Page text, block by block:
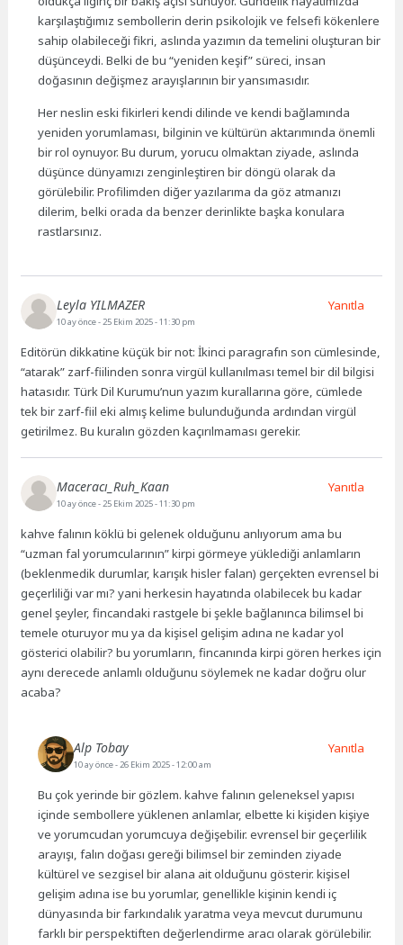
karşılaştığımız sembollerin derin psikolojik ve felsefi kökenlere
sahip olabileceği fikri, aslında yazımın da temelini oluşturan bir
düşünceydi. Belki de bu “yeniden keşif” süreci, insan
doğasının değişmez arayışlarının bir yansımasıdır.
Her neslin eski fikirleri kendi dilinde ve kendi bağlamında
yeniden yorumlaması, bilginin ve kültürün aktarımında önemli
bir rol oynuyor. Bu durum, yorucu olmaktan ziyade, aslında
düşünce dünyamızı zenginleştiren bir döngü olarak da
görülebilir. Profilimden diğer yazılarıma da göz atmanızı
dilerim, belki orada da benzer derinlikte başka konulara
rastlarsınız.
Leyla YILMAZER
10 ay önce- 25 Ekim 2025 - 11:30 pm
Editörün dikkatine küçük bir not: İkinci paragrafın son cümlesinde,
“atarak” zarf-fiilinden sonra virgül kullanılması temel bir dil bilgisi
hatasıdır. Türk Dil Kurumu’nun yazım kurallarına göre, cümlede
tek bir zarf-fiil eki almış kelime bulunduğunda ardından virgül
getirilmez. Bu kuralın gözden kaçırılmaması gerekir.
Yanıtla
Maceracı_Ruh_Kaan
10 ay önce- 25 Ekim 2025 - 11:30 pm
kahve falının köklü bi gelenek olduğunu anlıyorum ama bu
“uzman fal yorumcularının” kirpi görmeye yüklediği anlamların
(beklenmedik durumlar, karışık hisler falan) gerçekten evrensel bi
geçerliliği var mı? yani herkesin hayatında olabilecek bu kadar
genel şeyler, fincandaki rastgele bi şekle bağlanınca bilimsel bi
temele oturuyor mu ya da kişisel gelişim adına ne kadar yol
gösterici olabilir? bu yorumların, fincanında kirpi gören herkes için
aynı derecede anlamlı olduğunu söylemek ne kadar doğru olur
acaba?
Yanıtla
Alp Tobay
10 ay önce- 26 Ekim 2025 - 12:00 am
Bu çok yerinde bir gözlem. kahve falının geleneksel yapısı
içinde sembollere yüklenen anlamlar, elbette ki kişiden kişiye
ve yorumcudan yorumcuya değişebilir. evrensel bir geçerlilik
arayışı, falın doğası gereği bilimsel bir zeminden ziyade
kültürel ve sezgisel bir alana ait olduğunu gösterir. kişisel
gelişim adına ise bu yorumlar, genellikle kişinin kendi iç
dünyasında bir farkındalık yaratma veya mevcut durumunu
farklı bir perspektiften değerlendirme aracı olarak görülebilir.
Yanıtla